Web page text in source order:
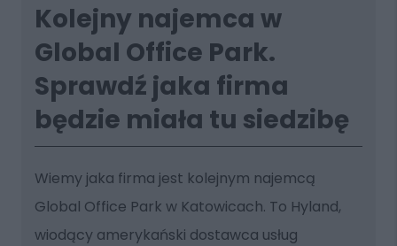
Kolejny najemca w
Global Office Park.
Sprawdź jaka firma
będzie miała tu siedzibę
Wiemy jaka firma jest kolejnym najemcą
Global Office Park w Katowicach. To Hyland,
wiodący amerykański dostawca usług